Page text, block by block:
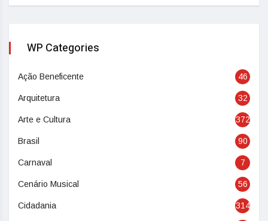
WP Categories
Ação Beneficente 46
Arquitetura 32
Arte e Cultura 372
Brasil 90
Carnaval 7
Cenário Musical 56
Cidadania 314